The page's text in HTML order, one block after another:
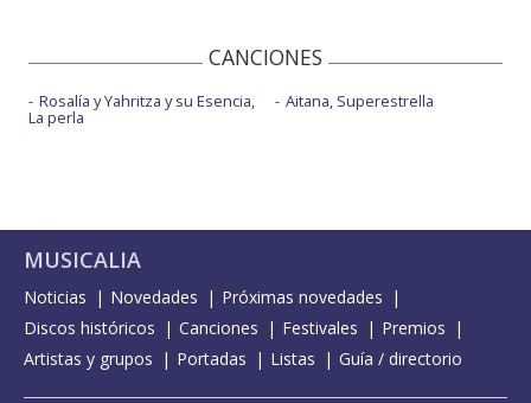
CANCIONES
Rosalía y Yahritza y su Esencia,
La perla
Aitana, Superestrella
MUSICALIA
Noticias Novedades
Próximas novedades
Discos históricos
Canciones Festivales
Premios
Artistas y grupos
Portadas Listas Guía / directorio